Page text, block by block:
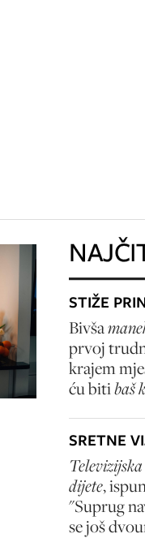
STIŽE
Bivša
prvoj
krajem
ću bitibaš
SRETNE
dijete,
"Suprug
se još